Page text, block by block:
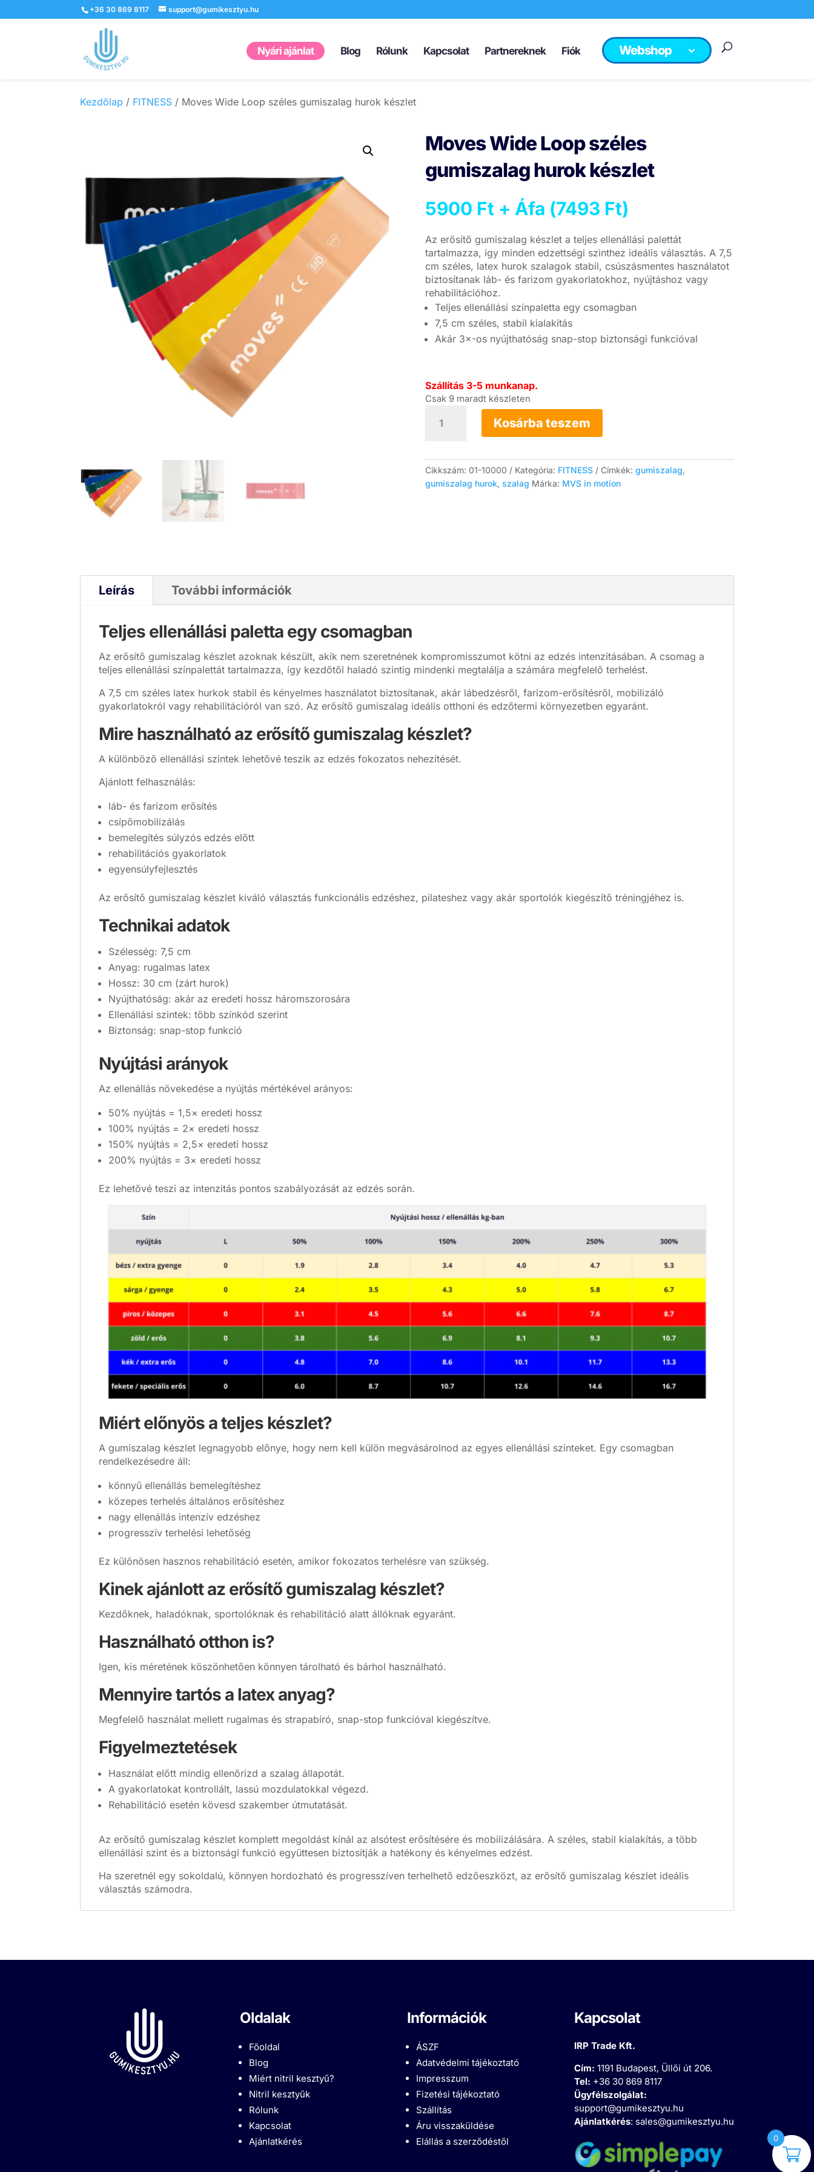
+36 30 869 8117 support@gumikesztyu.hu
Nyári ajánlat Blog Rólunk Kapcsolat Partnereknek Fiók Webshop
Kezdőlap / FITNESS / Moves Wide Loop széles gumiszalag hurok készlet
Moves Wide Loop széles
gumiszalag hurok készlet
5900 Ft + Áfa (7493 Ft)
Az erősítő gumiszalag készlet a teljes ellenállási palettát
tartalmazza, így minden edzettségi szinthez ideális választás. A 7,5
cm széles, latex hurok szalagok stabil, csúszásmentes használatot
biztosítanak láb- és farizom gyakorlatokhoz, nyújtáshoz vagy
rehabilitációhoz.
Teljes ellenállási színpaletta egy csomagban
7,5 cm széles, stabil kialakítás
Akár 3×-os nyújthatóság snap-stop biztonsági funkcióval
Szállítás 3-5 munkanap.
Csak 9 maradt készleten
Wide
hurok
készlet
mennyiség
Kosárba teszem
Cikkszám: 01-10000 Kategória: FITNESS Címkék: gumiszalag,
gumiszalag hurok, szalag Márka: MVS in motion
Leírás További információk
Teljes ellenállási paletta egy csomagban
Az erősítő gumiszalag készlet azoknak készült, akik nem szeretnének kompromisszumot kötni az edzés intenzitásában. A csomag a
teljes ellenállási színpalettát tartalmazza, így kezdőtől haladó szintig mindenki megtalálja a számára megfelelő terhelést.
A 7,5 cm széles latex hurkok stabil és kényelmes használatot biztosítanak, akár lábedzésről, farizom-erősítésről, mobilizáló
gyakorlatokról vagy rehabilitációról van szó. Az erősítő gumiszalag ideális otthoni és edzőtermi környezetben egyaránt.
Mire használható az erősítő gumiszalag készlet?
A különböző ellenállási szintek lehetővé teszik az edzés fokozatos nehezítését.
Ajánlott felhasználás:
láb- és farizom erősítés
csípőmobilizálás
bemelegítés súlyzós edzés előtt
rehabilitációs gyakorlatok
egyensúlyfejlesztés
Az erősítő gumiszalag készlet kiváló választás funkcionális edzéshez, pilateshez vagy akár sportolók kiegészítő tréningjéhez is.
Technikai adatok
Szélesség: 7,5 cm
Anyag: rugalmas latex
Hossz: 30 cm (zárt hurok)
Nyújthatóság: akár az eredeti hossz háromszorosára
Ellenállási szintek: több színkód szerint
Biztonság: snap-stop funkció
Nyújtási arányok
Az ellenállás növekedése a nyújtás mértékével arányos:
50% nyújtás = 1,5× eredeti hossz
100% nyújtás = 2× eredeti hossz
150% nyújtás = 2,5× eredeti hossz
200% nyújtás = 3× eredeti hossz
Ez lehetővé teszi az intenzitás pontos szabályozását az edzés során.
Miért előnyös a teljes készlet?
A gumiszalag készlet legnagyobb előnye, hogy nem kell külön megvásárolnod az egyes ellenállási szinteket. Egy csomagban
rendelkezésedre áll:
könnyű ellenállás bemelegítéshez
közepes terhelés általános erősítéshez
nagy ellenállás intenzív edzéshez
progresszív terhelési lehetőség
Ez különösen hasznos rehabilitáció esetén, amikor fokozatos terhelésre van szükség.
Kinek ajánlott az erősítő gumiszalag készlet?
Kezdőknek, haladóknak, sportolóknak és rehabilitáció alatt állóknak egyaránt.
Használható otthon is?
Igen, kis méretének köszönhetően könnyen tárolható és bárhol használható.
Mennyire tartós a latex anyag?
Megfelelő használat mellett rugalmas és strapabíró, snap-stop funkcióval kiegészítve.
Figyelmeztetések
Használat előtt mindig ellenőrizd a szalag állapotát.
A gyakorlatokat kontrollált, lassú mozdulatokkal végezd.
Rehabilitáció esetén kövesd szakember útmutatását.
Az erősítő gumiszalag készlet komplett megoldást kínál az alsótest erősítésére és mobilizálására. A széles, stabil kialakítás, a több
ellenállási szint és a biztonsági funkció együttesen biztosítják a hatékony és kényelmes edzést.
Ha szeretnél egy sokoldalú, könnyen hordozható és progresszíven terhelhető edzőeszközt, az erősítő gumiszalag készlet ideális
választás számodra.
Oldalak
Főoldal
Blog
Miért nitril kesztyű?
Nitril kesztyűk
Rólunk
Kapcsolat
Ajánlatkérés
Információk
ÁSZF
Adatvédelmi tájékoztató
Impresszum
Fizetési tájékoztató
Szállítás
Áru visszaküldése
Elállás a szerződéstől
Kapcsolat
IRP Trade Kft.
Cím: 1191 Budapest, Üllői út 206.
Tel: +36 30 869 8117
Ügyfélszolgálat:
support@gumikesztyu.hu
Ajánlatkérés: sales@gumikesztyu.hu
0